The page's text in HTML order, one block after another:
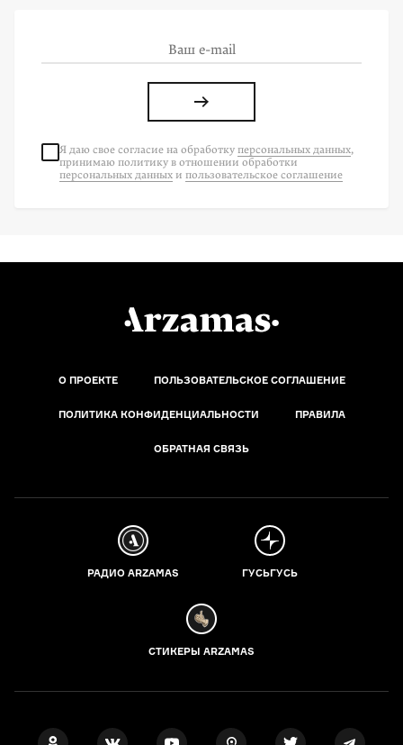
Я даю свое согласие на обработку персональных данных,
принимаю политику в отношении обработки
персональных данных и пользовательское соглашение
О ПРОЕКТЕ ПОЛЬЗОВАТЕЛЬСКОЕ СОГЛАШЕНИЕ
ПОЛИТИКА КОНФИДЕНЦИАЛЬНОСТИ ПРАВИЛА
ОБРАТНАЯ СВЯЗЬ
РАДИО ARZAMAS ГУСЬГУСЬ
СТИКЕРЫ ARZAMAS